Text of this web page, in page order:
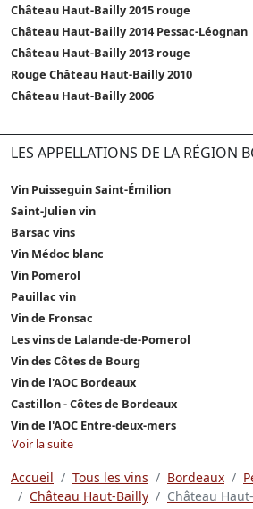
Château Haut-Bailly 2015 rouge
Château Haut-Bailly 2014 Pessac-Léognan
Château Haut-Bailly 2013 rouge
Rouge Château Haut-Bailly 2010
Château Haut-Bailly 2006
LES APPELLATIONS DE LA RÉGION
Vin Puisseguin Saint-Émilion
Saint-Julien vin
Barsac vins
Vin Médoc blanc
Vin Pomerol
Pauillac vin
Vin de Fronsac
Les vins de Lalande-de-Pomerol
Vin des Côtes de Bourg
Vin de l'AOC Bordeaux
Castillon - Côtes de Bordeaux
Vin de l'AOC Entre-deux-mers
Voir la suite
Accueil Tous les vins Bordeaux
Château Haut-Bailly
Château